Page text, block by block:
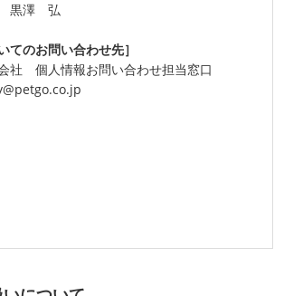
黒澤 弘
てのお問い合わせ先］
社 個人情報お問い合わせ担当窓口